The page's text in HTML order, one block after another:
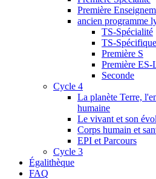
Première
ancien programme
TS-Spécialité
TS-Spécifique
Première S
Première ES-
Seconde
Cycle 4
La planète Terre,
humaine
Le vivant et son
Corps humain et
EPI et Parcours
Cycle 3
Égalithèque
FAQ